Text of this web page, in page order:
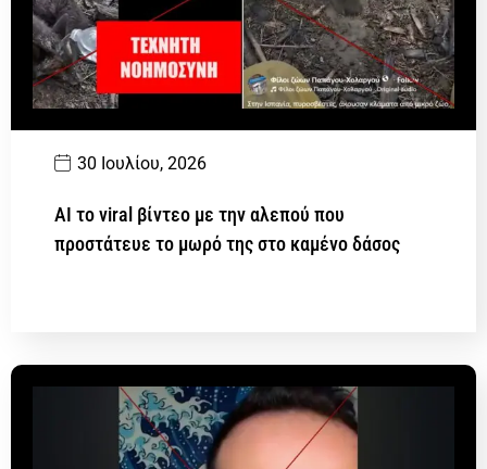
30 Ιουλίου, 2026
AI το viral βίντεο με την αλεπού που
προστάτευε το μωρό της στο καμένο δάσος